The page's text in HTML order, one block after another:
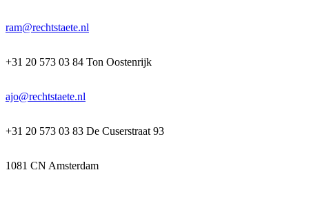
ram@rechtstaete.nl
+31 20 573 03 84 Ton Oostenrijk
ajo@rechtstaete.nl
+31 20 573 03 83 De Cuserstraat 93
1081 CN Amsterdam